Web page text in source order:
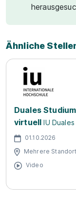
Ähnliche
Duales
virtuell IU
01.10.2026
Mehrere
Video